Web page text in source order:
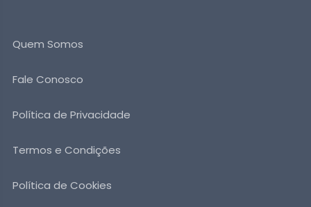
Quem Somos
Fale Conosco
Política de Privacidade
Termos e Condições
Política de Cookies